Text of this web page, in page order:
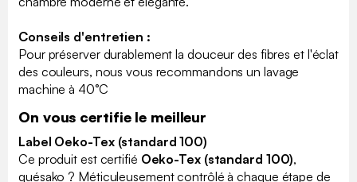
Conseils d'entretien :
Pour préserver durablement la douceur des fibres et l'éclat
des couleurs, nous vous recommandons un lavage
machine à 40°C
On vous certifie le meilleur
Label Oeko-Tex (standard 100)
Ce produit est certifié Oeko-Tex (standard 100),
quésako ? Méticuleusement contrôlé à chaque étape de